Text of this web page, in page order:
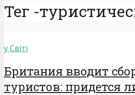
Тег -
у Світі
Британия вводит
туристов: придется